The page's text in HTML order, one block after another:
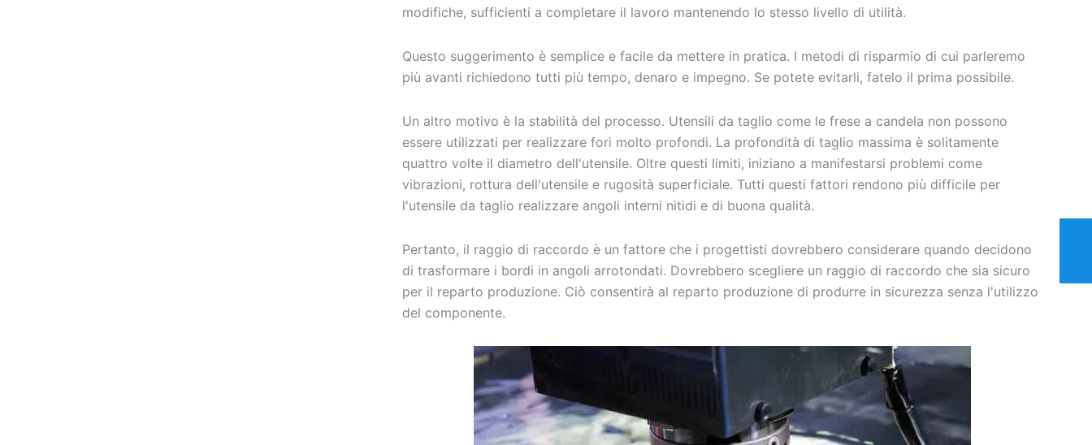
modifiche, sufficienti a completare il lavoro mantenendo lo stesso livello di utilità.
Questo suggerimento è semplice e facile da mettere in pratica. I metodi di risparmio di cui parleremo
più avanti richiedono tutti più tempo, denaro e impegno. Se potete evitarli, fatelo il prima possibile.
Un altro motivo è la stabilità del processo. Utensili da taglio come le frese a candela non possono
essere utilizzati per realizzare fori molto profondi. La profondità di taglio massima è solitamente
quattro volte il diametro dell'utensile. Oltre questi limiti, iniziano a manifestarsi problemi come
vibrazioni, rottura dell'utensile e rugosità superficiale. Tutti questi fattori rendono più difficile per
l'utensile da taglio realizzare angoli interni nitidi e di buona qualità.
Pertanto, il raggio di raccordo è un fattore che i progettisti dovrebbero considerare quando decidono
di trasformare i bordi in angoli arrotondati. Dovrebbero scegliere un raggio di raccordo che sia sicuro
per il reparto produzione. Ciò consentirà al reparto produzione di produrre in sicurezza senza l'utilizzo
del componente.